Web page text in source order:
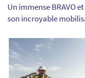
Un immense BRAVO
son incroyable